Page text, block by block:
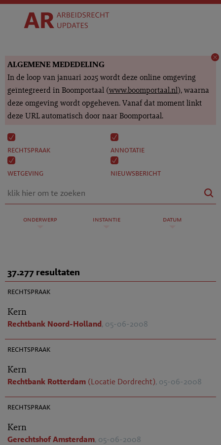
ALGEMENE MEDEDELING
In de loop van januari 2025 wordt deze online omgeving
geïntegreerd in Boomportaal (www.boomportaal.nl), waarna
deze omgeving wordt opgeheven. Vanaf dat moment linkt
deze URL automatisch door naar Boomportaal.
rechtspraak annotatie
wetgeving nieuwsbericht
onderwerp instantie datum
37.277 resultaten
rechtspraak
Kern
Rechtbank Noord-Holland, 05-06-2008
rechtspraak
Kern
Rechtbank Rotterdam (Locatie Dordrecht), 05-06-2008
rechtspraak
Kern
Gerechtshof Amsterdam, 05-06-2008